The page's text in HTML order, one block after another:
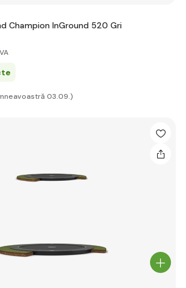
Champion InGround 520 Gri
03.09.)